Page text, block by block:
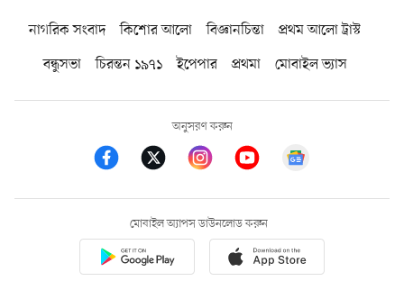
নাগরিক সংবাদ কিশোর আলো বিজ্ঞানচিন্তা
প্রথম আলো ট্রাস্ট
বন্ধুসভা
চিরন্তন ১৯৭১ ইপেপার প্রথমা মোবাইল ভ্যাস
অনুসরণ করুন
মোবাইল অ্যাপস ডাউনলোড করুন